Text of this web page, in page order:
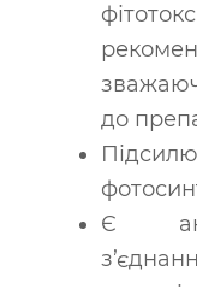
до
Є